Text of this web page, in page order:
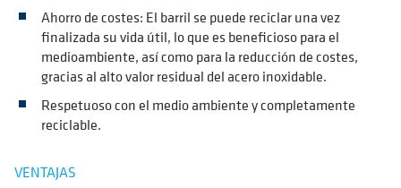
Ahorro de costes: El barril se puede reciclar una vez
finalizada su vida útil, lo que es beneficioso para el
medioambiente, así como para la reducción de costes,
gracias al alto valor residual del acero inoxidable.
Respetuoso con el medio ambiente y completamente
reciclable.
VENTAJAS